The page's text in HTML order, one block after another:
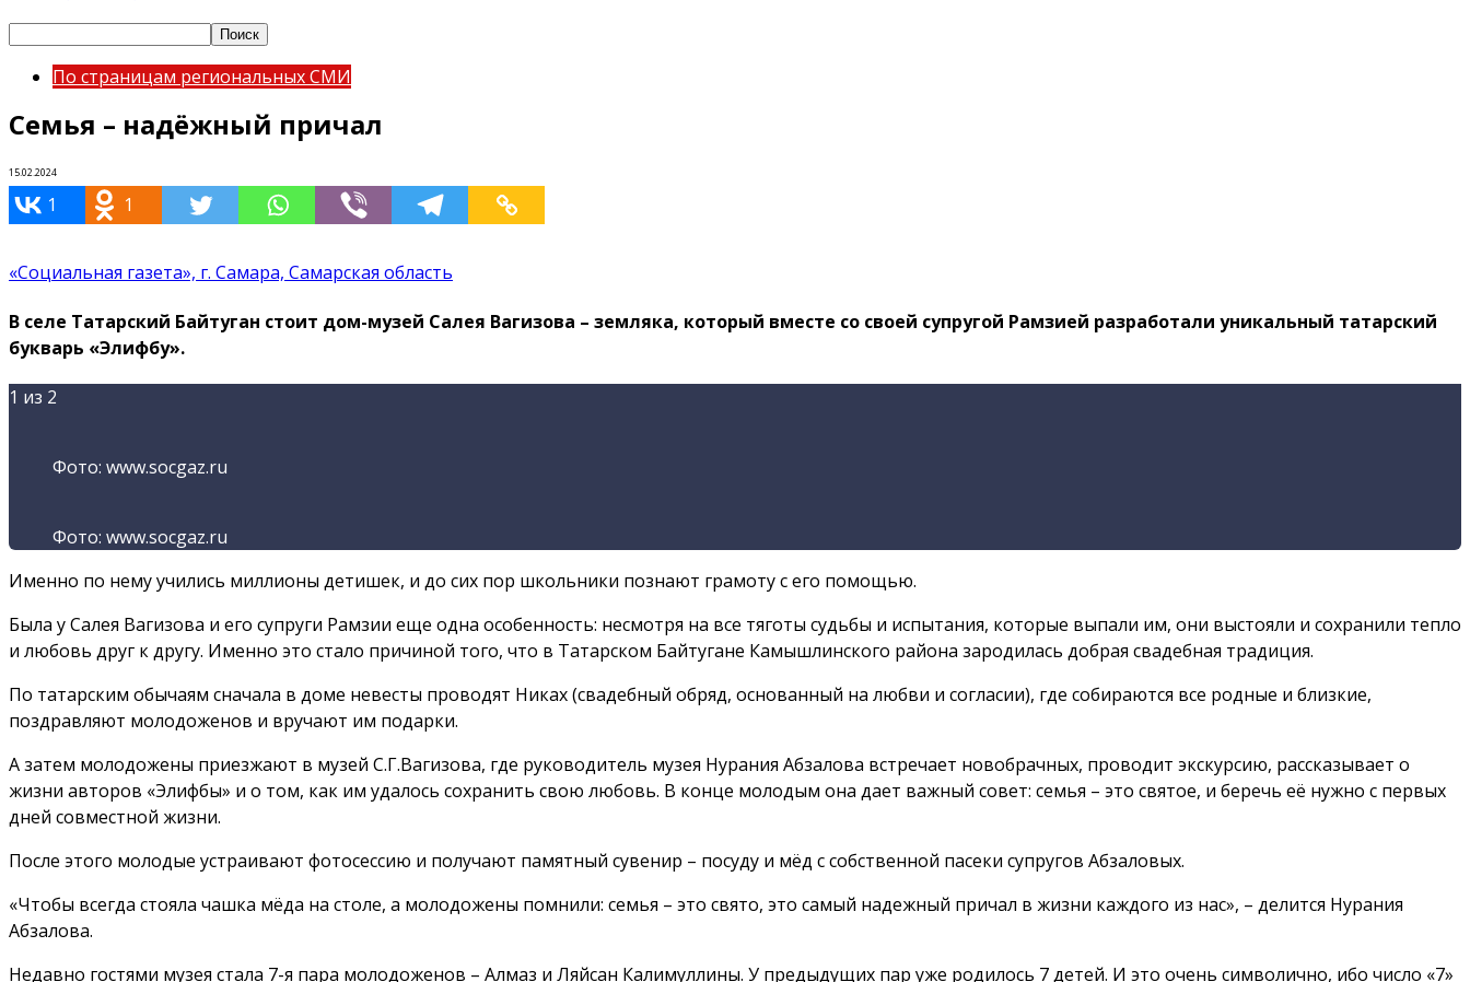
По страницам региональных СМИ
Семья – надёжный причал
15.02.2024
1 1
«Социальная газета», г. Самара, Самарская область
В селе Татарский Байтуган стоит дом-музей Салея Вагизова – земляка, который вместе со своей супругой Рамзией разработали уникальный татарский
букварь «Элифбу».
1 из 2
Фото: www.socgaz.ru
Фото: www.socgaz.ru
Именно по нему учились миллионы детишек, и до сих пор школьники познают грамоту с его помощью.
Была у Салея Вагизова и его супруги Рамзии еще одна особенность: несмотря на все тяготы судьбы и испытания, которые выпали им, они выстояли и сохранили тепло
и любовь друг к другу. Именно это стало причиной того, что в Татарском Байтугане Камышлинского района зародилась добрая свадебная традиция.
По татарским обычаям сначала в доме невесты проводят Никах (свадебный обряд, основанный на любви и согласии), где собираются все родные и близкие,
поздравляют молодоженов и вручают им подарки.
А затем молодожены приезжают в музей С.Г.Вагизова, где руководитель музея Нурания Абзалова встречает новобрачных, проводит экскурсию, рассказывает о
жизни авторов «Элифбы» и о том, как им удалось сохранить свою любовь. В конце молодым она дает важный совет: семья – это святое, и беречь её нужно с первых
дней совместной жизни.
После этого молодые устраивают фотосессию и получают памятный сувенир – посуду и мёд с собственной пасеки супругов Абзаловых.
«Чтобы всегда стояла чашка мёда на столе, а молодожены помнили: семья – это свято, это самый надежный причал в жизни каждого из нас», – делится Нурания
Абзалова.
Недавно гостями музея стала 7-я пара молодоженов – Алмаз и Ляйсан Калимуллины. У предыдущих пар уже родилось 7 детей. И это очень символично, ибо число «7»